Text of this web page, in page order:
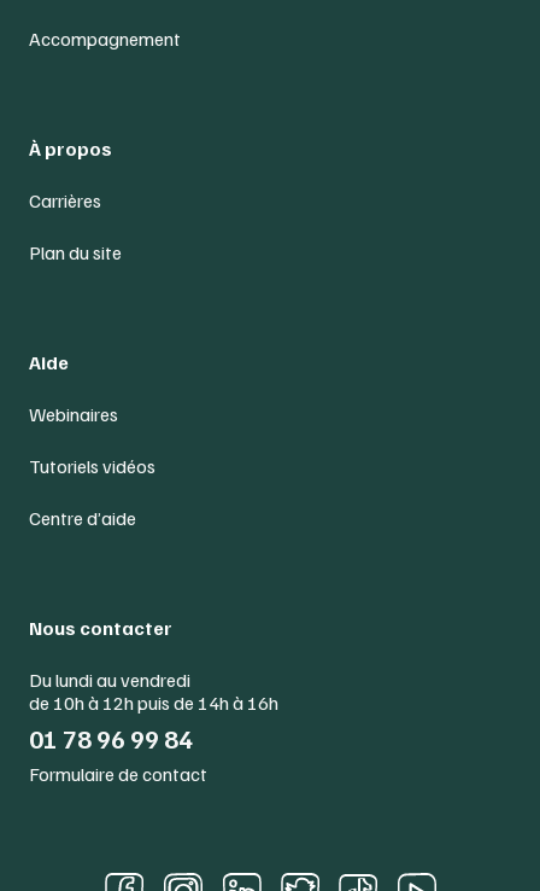
Accompagnement
À propos
Carrières
Plan du site
Aide
Webinaires
Tutoriels vidéos
Centre d’aide
Nous contacter
Du lundi au vendredi
de 10h à 12h puis de 14h à 16h
01 78 96 99 84
Formulaire de contact